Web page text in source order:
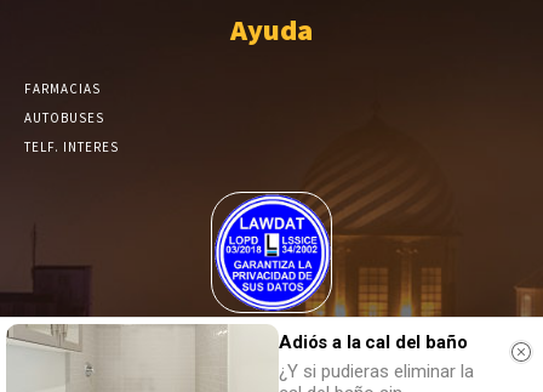
Ayuda
FARMACIAS
AUTOBUSES
TELF. INTERES
El Periódico de Yecla alcanza un grado más de compromiso en el
tratamiento de sus datos.Adiós a la cal del baño
¿Y si pudieras eliminar la